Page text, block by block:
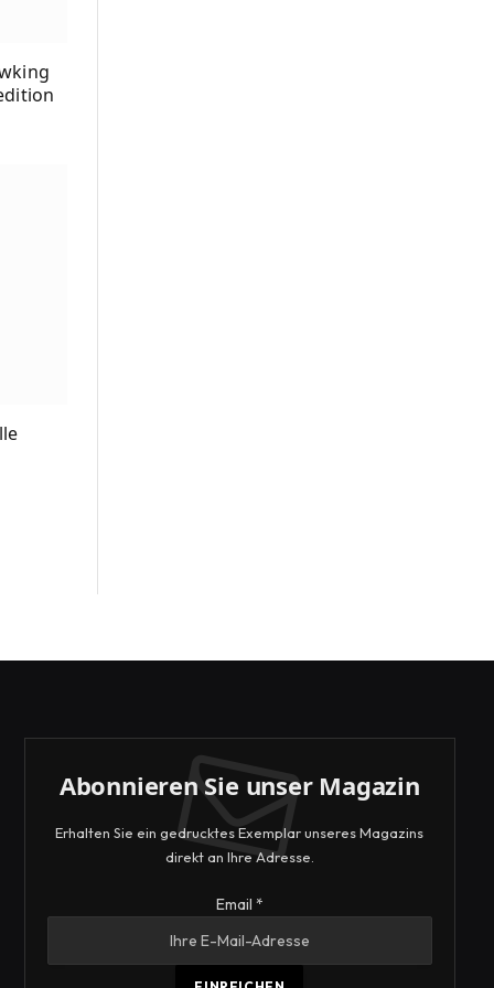
Abonnieren Sie unser Magazin
Erhalten Sie ein gedrucktes Exemplar unseres Magazins
direkt an Ihre Adresse.
Email
Email *